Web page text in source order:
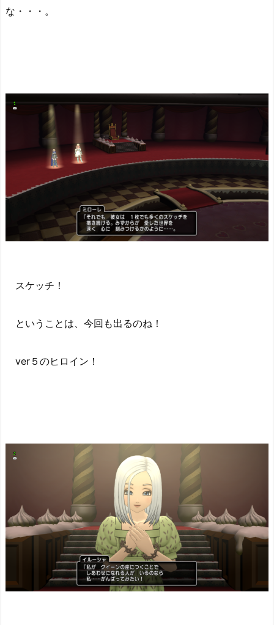
な・・・。
スケッチ！
ということは、今回も出るのね！
ver５のヒロイン！